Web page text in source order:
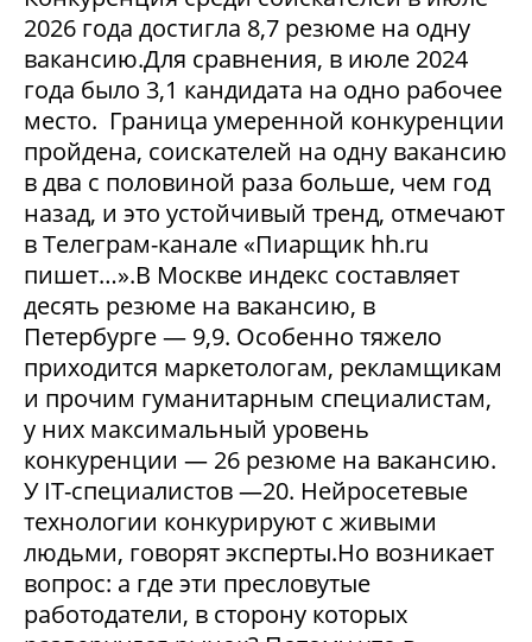
2026 года достигла 8,7 резюме на одну
вакансию.Для сравнения, в июле 2024
года было 3,1 кандидата на одно рабочее
место. Граница умеренной конкуренции
пройдена, соискателей на одну вакансию
в два с половиной раза больше, чем год
назад, и это устойчивый тренд, отмечают
в Телеграм-канале «Пиарщик hh.ru
пишет…».В Москве индекс составляет
десять резюме на вакансию, в
Петербурге — 9,9. Особенно тяжело
приходится маркетологам, рекламщикам
и прочим гуманитарным специалистам,
у них максимальный уровень
конкуренции — 26 резюме на вакансию.
У IT-специалистов —20. Нейросетевые
технологии конкурируют с живыми
людьми, говорят эксперты.Но возникает
вопрос: а где эти пресловутые
работодатели, в сторону которых